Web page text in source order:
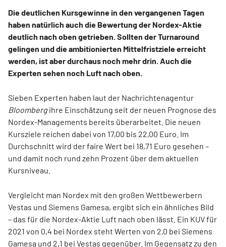
Die deutlichen Kursgewinne in den vergangenen Tagen
haben natürlich auch die Bewertung der Nordex-Aktie
deutlich nach oben getrieben. Sollten der Turnaround
gelingen und die ambitionierten Mittelfristziele erreicht
werden, ist aber durchaus noch mehr drin. Auch die
Experten sehen noch Luft nach oben.
Sieben Experten haben laut der Nachrichtenagentur
Bloombergihre Einschätzung seit der neuen Prognose des
Nordex-Managements bereits überarbeitet. Die neuen
Kursziele reichen dabei von 17,00 bis 22,00 Euro. Im
Durchschnitt wird der faire Wert bei 18,71 Euro gesehen –
und damit noch rund zehn Prozent über dem aktuellen
Kursniveau.
Vergleicht man Nordex mit den großen Wettbewerbern
Vestas und Siemens Gamesa, ergibt sich ein ähnliches Bild
– das für die Nordex-Aktie Luft nach oben lässt. Ein KUV für
2021 von 0,4 bei Nordex steht Werten von 2,0 bei Siemens
Gamesa und 2,1 bei Vestas gegenüber. Im Gegensatz zu den